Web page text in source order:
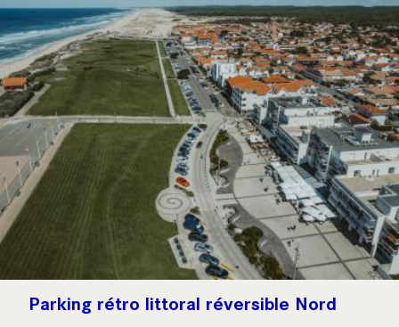
Parking rétro littoral réversible Nord